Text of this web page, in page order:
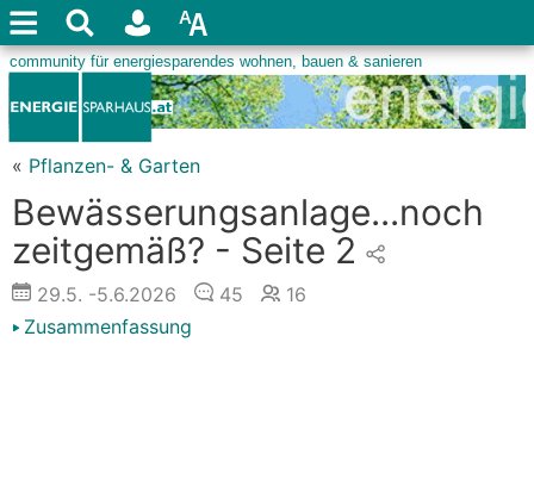
« Pflanzen- & Garten
Bewässerungsanlage...noch
zeitgemäß? - Seite 2
29.5. -5.6.2026 45
16
Zusammenfassung